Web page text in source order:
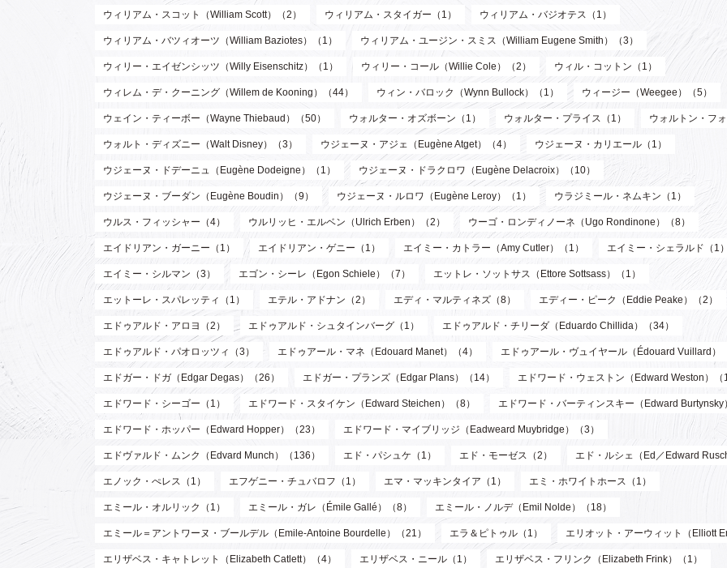
ウィリアム・スコット（William Scott）（2） ウィリアム・スタイガー（1） ウィリアム・バジオテス（1）
ウィリアム・バツィオーツ（William Baziotes）（1） ウィリアム・ユージン・スミス（William Eugene Smith）（3）
ウィリー・エイゼンシッツ（Willy Eisenschitz）（1） ウィリー・コール（Willie Cole）（2） ウィル・コットン（1）
ウィレム・デ・クーニング（Willem de Kooning）（44） ウィン・バロック（Wynn Bullock）（1） ウィージー（Weegee）（5）
ウェイン・ティーボー（Wayne Thiebaud）（50） ウォルター・オズボーン（1） ウォルター・プライス（1） ウォルトン・フ
ウォルト・ディズニー（Walt Disney）（3） ウジェーヌ・アジェ（Eugène Atget）（4） ウジェーヌ・カリエール（1）
ウジェーヌ・ドデーニュ（Eugène Dodeigne）（1） ウジェーヌ・ドラクロワ（Eugène Delacroix）（10）
ウジェーヌ・ブーダン（Eugène Boudin）（9） ウジェーヌ・ルロワ（Eugène Leroy）（1） ウラジミール・ネムキン（1）
ウルス・フィッシャー（4） ウルリッヒ・エルベン（Ulrich Erben）（2） ウーゴ・ロンディノーネ（Ugo Rondinone）（8）
エイドリアン・ガーニー（1） エイドリアン・ゲニー（1） エイミー・カトラー（Amy Cutler）（1） エイミー・シェラルド（1
エイミー・シルマン（3） エゴン・シーレ（Egon Schiele）（7） エットレ・ソットサス（Ettore Sottsass）（1）
エットーレ・スパレッティ（1） エテル・アドナン（2） エディ・マルティネズ（8） エディー・ピーク（Eddie Peake）（2）
エドゥアルド・アロヨ（2） エドゥアルド・シュタインバーグ（1） エドゥアルド・チリーダ（Eduardo Chillida）（34）
エドゥアルド・パオロッツィ（3） エドゥアール・マネ（Edouard Manet）（4） エドゥアール・ヴュイヤール（Édouard Vuillard）
エドガー・ドガ（Edgar Degas）（26） エドガー・プランズ（Edgar Plans）（14） エドワード・ウェストン（Edward Weston）（
エドワード・シーゴー（1） エドワード・スタイケン（Edward Steichen）（8） エドワード・バーティンスキー（Edward Burtynsky
エドワード・ホッパー（Edward Hopper）（23） エドワード・マイブリッジ（Eadweard Muybridge）（3）
エドヴァルド・ムンク（Edvard Munch）（136） エド・パシュケ（1） エド・モーゼス（2） エド・ルシェ（Ed／Edward
エノック・ぺレス（1） エフゲニー・チュバロフ（1） エマ・マッキンタイア（1） エミ・ホワイトホース（1）
エミール・オルリック（1） エミール・ガレ（Émile Gallé）（8） エミール・ノルデ（Emil Nolde）（18）
エミール＝アントワーヌ・ブールデル（Emile-Antoine Bourdelle）（21） エラ＆ピトゥル（1） エリオット・アーウィット（Elliott
エリザベス・キャトレット（Elizabeth Catlett）（4） エリザベス・ニール（1） エリザベス・フリンク（Elizabeth Frink）（1）